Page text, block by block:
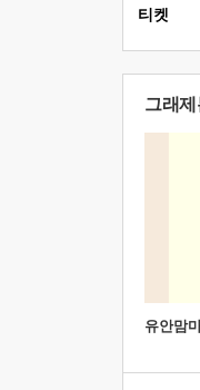
티켓
그래
유안맘